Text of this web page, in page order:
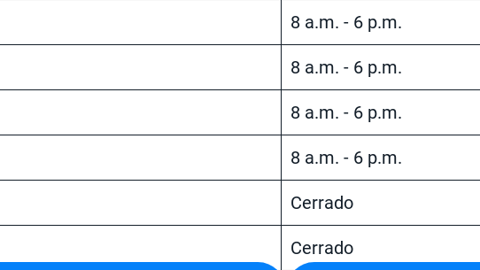
8 a.m. - 6 p.m.
8 a.m. - 6 p.m.
8 a.m. - 6 p.m.
8 a.m. - 6 p.m.
Cerrado
Cerrado